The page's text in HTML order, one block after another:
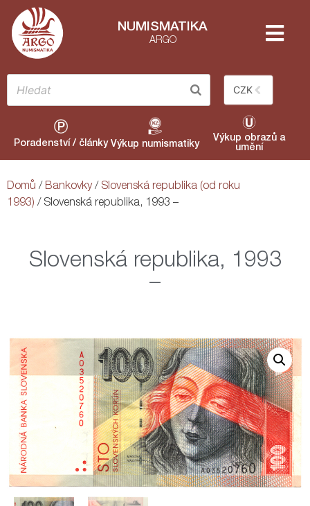
NUMISMATIKA
ARGO
CZK
Poradenství / články Výkup numismatiky
Výkup obrazů a
umění
Domů / Bankovky/ Slovenská republika (od roku
1993) / Slovenská republika, 1993 –
Slovenská republika, 1993
–